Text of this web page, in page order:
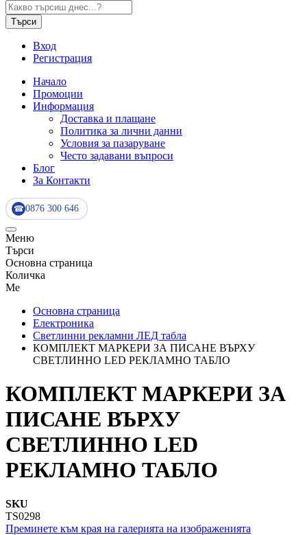
Търси
Вход
Регистрация
Начало
Промоции
Информация
Доставка и плащане
Политика за лични данни
Условия за пазаруване
Често задавани въпроси
Блог
За Контакти
☎ 0876 300 646
Меню
Търси
Основна страница
Количка
Me
Основна страница
Електроника
Светлинни рекламни ЛЕД табла
КОМПЛЕКТ МАРКЕРИ ЗА ПИСАНЕ ВЪРХУ
СВЕТЛИННО LED РЕКЛАМНО ТАБЛО
КОМПЛЕКТ МАРКЕРИ ЗА
ПИСАНЕ ВЪРХУ
СВЕТЛИННО LED
РЕКЛАМНО ТАБЛО
SKU
TS0298
Преминете към края на галерията на изображенията